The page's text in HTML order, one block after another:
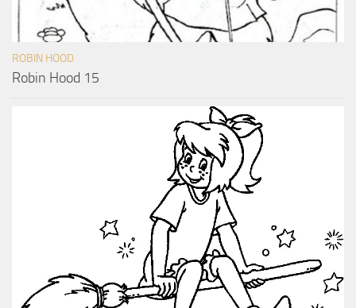
ROBIN HOOD
Robin Hood 15